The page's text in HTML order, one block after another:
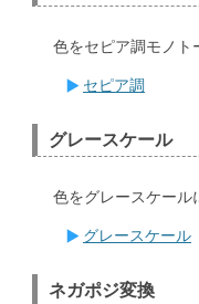
色をセピア調モノト
セピア調
グレースケール
色をグレースケール
グレースケール
ネガポジ変換